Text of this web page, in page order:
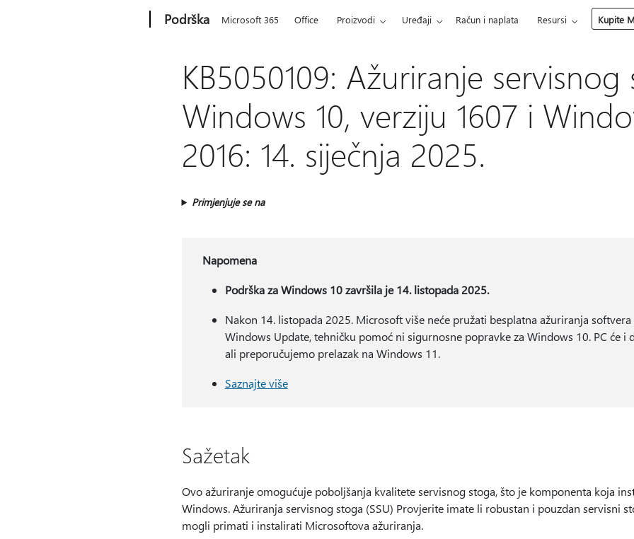
Podrška Microsoft 365 Office Proizvodi Uređaji Račun i naplata Resursi Kupite
KB5050109: Ažuriranje
Windows 10, verziju 1607 i
2016: 14. siječnja 2025.
Primjenjuje se na
Napomena
Podrška za Windows 10 završila je 14. listopada 2025.
Nakon 14. listopada 2025. Microsoft više neće pružati besplatna ažuriranja
Windows Update, tehničku pomoć ni sigurnosne popravke za Windows 10. PC će i
ali preporučujemo prelazak na Windows 11.
Saznajte više
Sažetak
Ovo ažuriranje omogućuje poboljšanja kvalitete servisnog stoga, što je komponenta koja
Windows. Ažuriranja servisnog stoga (SSU) Provjerite imate li robustan i pouzdan servisni
mogli primati i instalirati Microsoftova ažuriranja.